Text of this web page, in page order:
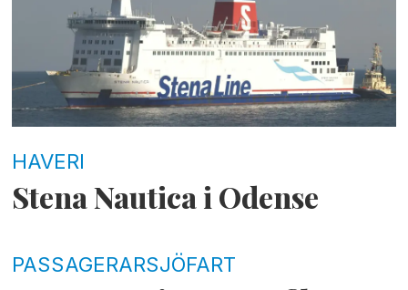
HAVERI
Stena Nautica i Odense
PASSAGERARSJÖFART